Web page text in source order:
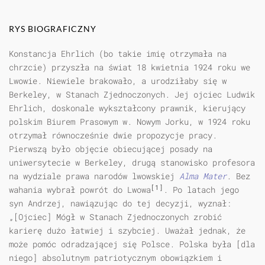
RYS BIOGRAFICZNY
Konstancja Ehrlich (bo takie imię otrzymała na
chrzcie) przyszła na świat 18 kwietnia 1924 roku we
Lwowie. Niewiele brakowało, a urodziłaby się w
Berkeley, w Stanach Zjednoczonych. Jej ojciec Ludwik
Ehrlich, doskonale wykształcony prawnik, kierujący
polskim Biurem Prasowym w. Nowym Jorku, w 1924 roku
otrzymał równocześnie dwie propozycje pracy.
Pierwszą było objęcie obiecującej posady na
uniwersytecie w Berkeley, drugą stanowisko profesora
na wydziale prawa narodów lwowskiej Alma Mater. Bez
wahania wybrał powrót do Lwowa [1] . Po latach jego
syn Andrzej, nawiązując do tej decyzji, wyznał:
„[Ojciec] Mógł w Stanach Zjednoczonych zrobić
karierę dużo łatwiej i szybciej. Uważał jednak, że
może pomóc odradzającej się Polsce. Polska była [dla
niego] absolutnym patriotycznym obowiązkiem i